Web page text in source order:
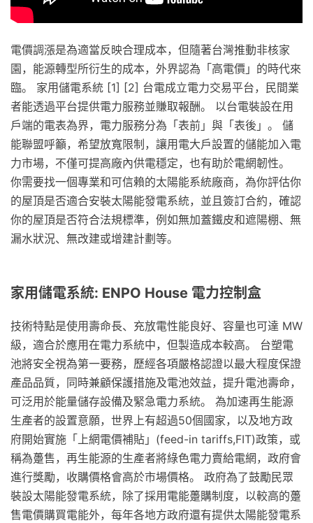
電價調漲是為適當反映合理成本，但隨著台灣推動非核家
園，能源轉型所衍生的成本，外界認為「高電價」的時代來
臨。 家用儲電系統 [1] [2] 台電成立電力交易平台，民間業
者能透過平台提供電力服務並賺取報酬。 以台電裝設在用
戶端的電表為界，電力服務分為「表前」與「表後」。 儲
能聯盟呼籲，希望放寬限制，讓用電大戶設置的儲能加入電
力市場，不僅可提高廠內供電穩定，也有助於電網韌性。
你需要找一個專業和可信賴的太陽能系統廠商，為你評估你
的屋頂是否適合安裝太陽能發電系統，並且簽訂合約，確認
你的屋頂是否符合法規標準，例如無加蓋鐵皮和遮陽棚、無
漏水狀況、無改建或增建計劃等。
家用儲電系統: ENPO House 電力控制盒
技術特點是使用壽命長、充放電性能良好、容量也可達 MW
級，適合於應用在電力系統中，但製造成本較高。 台塑電
池將安全視為第一要務，歷經各項嚴格認證以最大程度保證
產品品質，同時兼顧保護措施及電池效益，提升電池壽命，
可泛用於能量儲存設備及緊急電力系統。 為加速再生能源
生產者的設置意願，世界上有超過50個國家，以及地方政
府開始實施「上網電價補貼」(feed-in tariffs,FIT)政策，或
稱為躉售，再生能源的生產者將綠色電力賣給電網，政府會
進行獎勵，收購價格會高於市場價格。 政府為了鼓勵民眾
裝設太陽能發電系統，除了採用電能躉購制度，以較高的躉
售電價購買電能外，每年各地方政府還有提供太陽能發電系